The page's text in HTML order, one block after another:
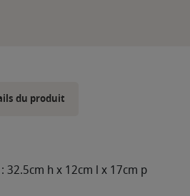
du produit
32.5cm h x 12cm l x 17cm p